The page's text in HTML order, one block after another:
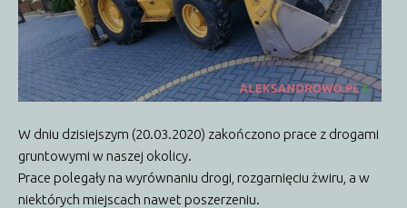
Kadzidło
Baranowo
Olszewo-Borki
Kontakt
Dzielnicowy
Urząd Gminy
Przydatne numery
W dniu dzisiejszym (20.03.2020) zakończono prace z drogami
gruntowymi w naszej okolicy.
Prace polegały na wyrównaniu drogi, rozgarnięciu żwiru, a w
niektórych miejscach nawet poszerzeniu.